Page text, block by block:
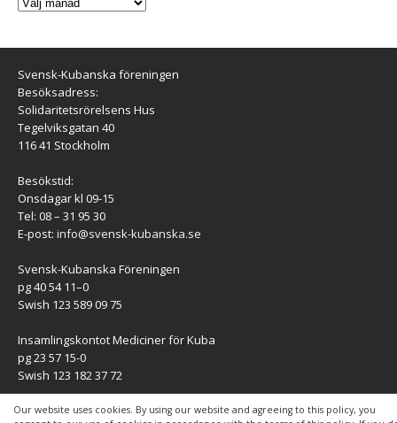
Our website uses cookies. By using our website and agreeing to this policy, you
Svensk-Kubanska föreningen
Besöksadress:
Solidaritetsrörelsens Hus
Tegelviksgatan 40
116 41 Stockholm
Besökstid:
Onsdagar kl 09-15
Tel: 08 – 31 95 30
E-post: info@svensk-kubanska.se
Svensk-Kubanska Föreningen
pg 40 54 11–0
Swish 123 589 09 75
Insamlingskontot Mediciner för Kuba
pg 23 57 15-0
Swish 123 182 37 72
KONTAKT